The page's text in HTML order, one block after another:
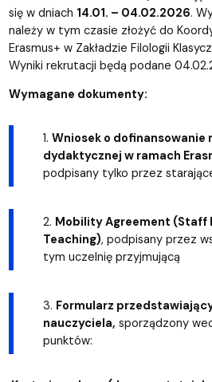
się w dniach 14.01. – 04.02.2026.
należy w tym czasie złożyć do
Erasmus+ w Zakładzie Filologii
Wyniki rekrutacji będą podane
Wymagane dokumenty:
1. Wniosek o dofinansowanie
dydaktycznej w ramach
podpisany tylko przez
2. Mobility Agreement (Staff
Teaching), podpisany przez
tym uczelnię przyjmującą
3. Formularz
nauczyciela, sporządzony
punktów: